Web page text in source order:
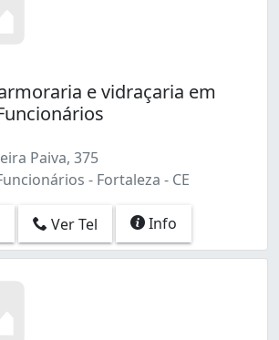
e vidraçaria em
Paiva, 375
- Fortaleza - CE
Ver Tel Info